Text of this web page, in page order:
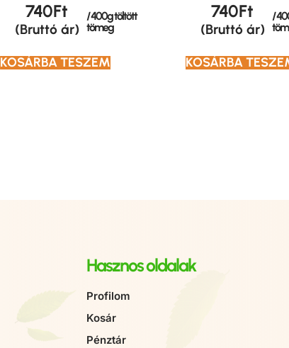
740Ft
(Bruttó ár)
/ 400g töltött
tömeg
KOSÁRBA TESZEM
740Ft
(Bruttó ár)
/
KOSÁRBA
Hasznos oldalak
Profilom
Kosár
Pénztár